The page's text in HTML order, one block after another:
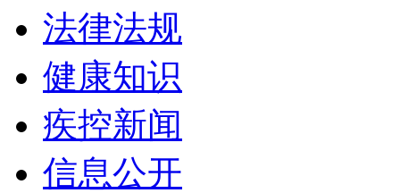
法律法规
健康知识
疾控新闻
信息公开